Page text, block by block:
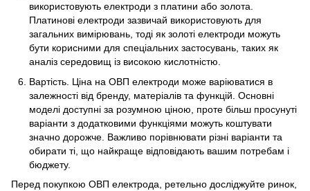
використовують електроди з платини або золота.
Платинові електроди зазвичай використовують для
загальних вимірювань, тоді як золоті електроди можуть
бути корисними для спеціальних застосувань, таких як
аналіз середовищ із високою кислотністю.
Вартість. Ціна на ОВП електроди може варіюватися в
залежності від бренду, матеріалів та функцій. Основні
моделі доступні за розумною ціною, проте більш просунуті
варіанти з додатковими функціями можуть коштувати
значно дорожче. Важливо порівнювати різні варіанти та
обирати ті, що найкраще відповідають вашим потребам і
бюджету.
Перед покупкою ОВП електрода, ретельно досліджуйте ринок,